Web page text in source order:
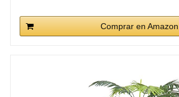
Comprar en Amazon